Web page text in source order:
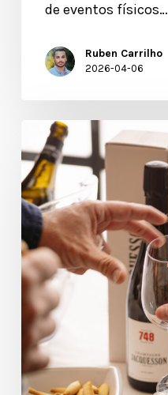
de eventos físicos…
Ruben Carrilho
2026-04-06
Futuro
de
las
Catas
de
Vino:
Cómo
Tecnología
Invisible